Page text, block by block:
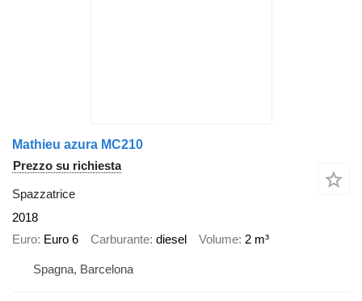
Mathieu azura MC210
Prezzo su richiesta
Spazzatrice
2018
Euro Euro 6 Carburante diesel Volume 2 m³
Spagna, Barcelona